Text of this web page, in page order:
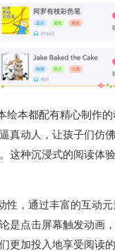
绘本都配有精心制作
真动人，让孩子们仿
这种沉浸式的阅读体
性，通过丰富的互动
是点击屏幕触发动画
更加投入地享受阅读的